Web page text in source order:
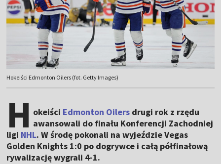
Hokeiści Edmonton Oilers (fot. Getty Images)
H okeiści Edmonton Oilers drugi rok z rzędu
awansowali do finału Konferencji Zachodniej
ligi NHL. W środę pokonali na wyjeździe Vegas
Golden Knights 1:0 po dogrywce i całą półfinałową
rywalizację wygrali 4-1.